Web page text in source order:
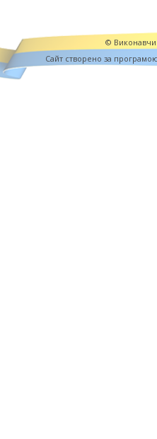
©
Cайт створено за